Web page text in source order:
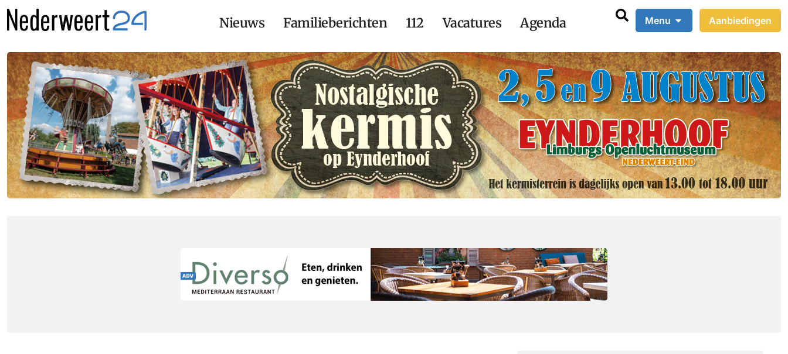
Nieuws Familieberichten 112 Vacatures Agenda Menu Aanbiedingen